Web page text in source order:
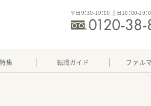
平日9：30-19：00 土日10：00-19
集 転職ガイド ファル